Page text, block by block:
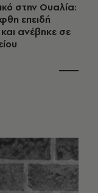
στην Ουαλία:
επειδή
ανέβηκε σε